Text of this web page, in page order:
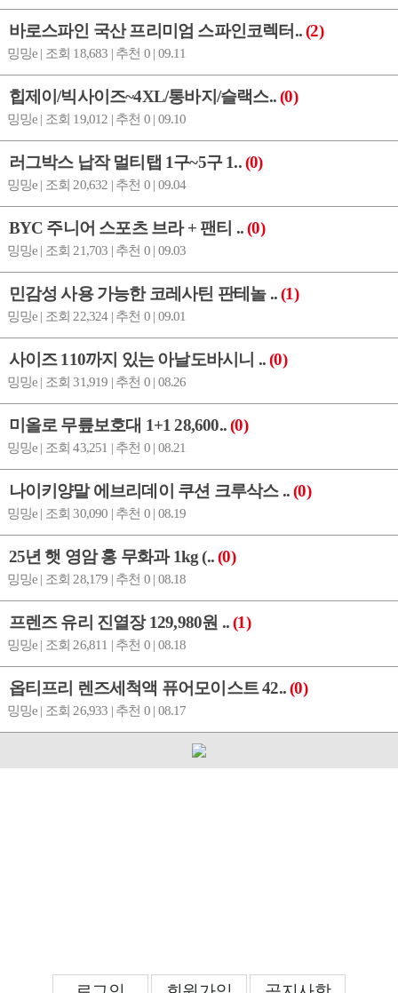
바로스파인 국산 프리미엄 스파인코렉터..(2)
밍밍e | 조회 18,683 | 추천 0 | 09.11
힙제이/빅사이즈~4XL/통바지/슬랙스..(0)
밍밍e | 조회 19,012 | 추천 0 | 09.10
러그박스 납작 멀티탭 1구~5구 1..(0)
밍밍e | 조회 20,632 | 추천 0 | 09.04
BYC 주니어 스포츠 브라 + 팬티 ..(0)
밍밍e | 조회 21,703 | 추천 0 | 09.03
민감성 사용 가능한 코레사틴 판테놀 ..(1)
밍밍e | 조회 22,324 | 추천 0 | 09.01
사이즈 110까지 있는 아날도바시니 ..(0)
밍밍e | 조회 31,919 | 추천 0 | 08.26
미올로 무릎보호대 1+1 28,600..(0)
밍밍e | 조회 43,251 | 추천 0 | 08.21
나이키양말 에브리데이 쿠션 크루삭스 ..(0)
밍밍e | 조회 30,090 | 추천 0 | 08.19
25년 햇 영암 홍 무화과 1kg (..(0)
밍밍e | 조회 28,179 | 추천 0 | 08.18
프렌즈 유리 진열장 129,980원 ..(1)
밍밍e | 조회 26,811 | 추천 0 | 08.18
옵티프리 렌즈세척액 퓨어모이스트 42..(0)
밍밍e | 조회 26,933 | 추천 0 | 08.17